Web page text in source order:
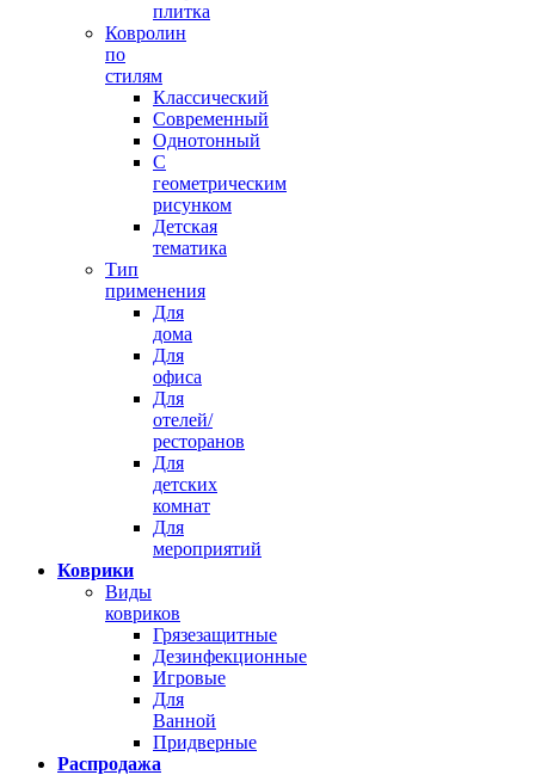
плитка
Ковролин
по
стилям
Классический
Современный
Однотонный
С
геометрическим
рисунком
Детская
тематика
Тип
применения
Для
дома
Для
офиса
Для
отелей/
ресторанов
Для
детских
комнат
Для
мероприятий
Коврики
Виды
ковриков
Грязезащитные
Дезинфекционные
Игровые
Для
Ванной
Придверные
Распродажа